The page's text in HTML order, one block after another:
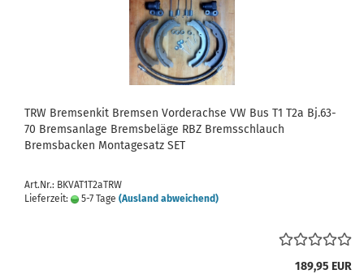
TRW Bremsenkit Bremsen Vorderachse VW Bus T1 T2a Bj.63-
70 Bremsanlage Bremsbeläge RBZ Bremsschlauch
Bremsbacken Montagesatz SET
Art.Nr.: BKVAT1T2aTRW
Lieferzeit:
5-7 Tage (Ausland abweichend)
189,95 EUR